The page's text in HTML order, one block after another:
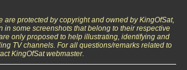
are protected by copyright and owned by KingOfSat,
in some screenshots that belong to their respective
only proposed to help illustrating, identifying and
TV channels. For all questions/remarks related to
KingOfSat webmaster.